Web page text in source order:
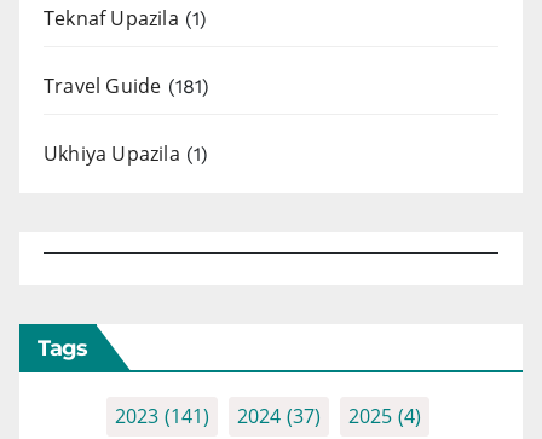
Teknaf Upazila (1)
Travel Guide (181)
Ukhiya Upazila (1)
Tags
2023 (141) 2024 (37) 2025 (4)